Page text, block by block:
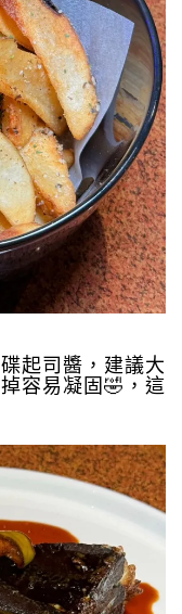
起司醬，建議大
容易凝固🤣，這